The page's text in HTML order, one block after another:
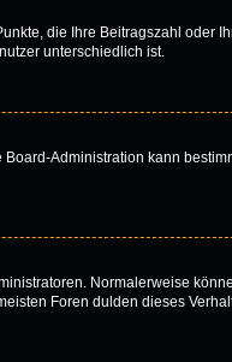
die Ihre Beitragszahl oder
unterschiedlich ist.
Administration kann
Normalerweise
Foren dulden dieses